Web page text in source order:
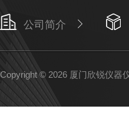
公司简介
Copyright © 2026 厦门欣锐仪器